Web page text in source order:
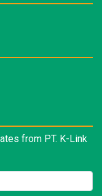
from PT. K-Link